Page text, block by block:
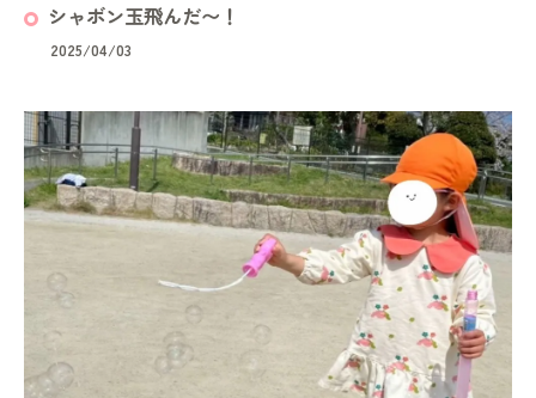
シャボン玉飛んだ〜！
2025/04/03